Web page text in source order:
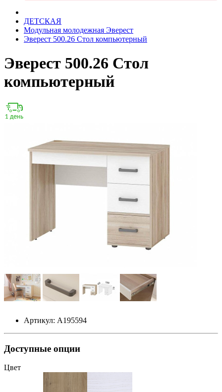
ДЕТСКАЯ
Модульная молодежная Эверест
Эверест 500.26 Стол компьютерный
Эверест 500.26 Стол
компьютерный
Артикул: А195594
Доступные опции
Цвет